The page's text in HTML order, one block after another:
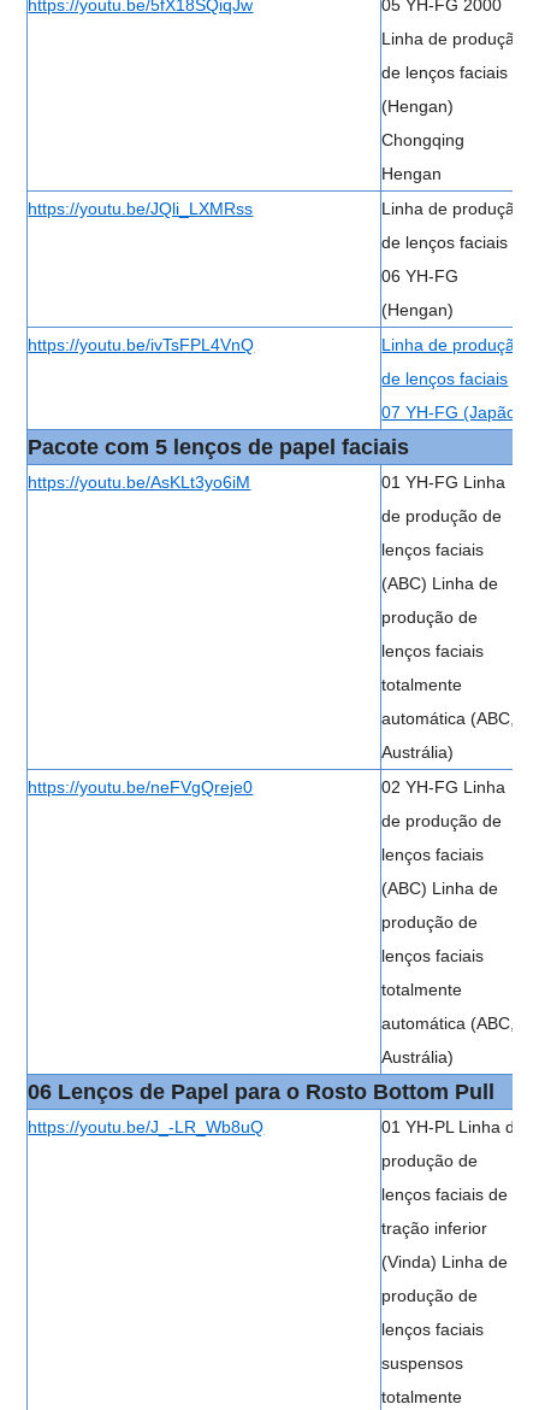
https://youtu.be/5fX18SQiqJw
05 YH-FG 2000
Linha de produção
de lenços faciais
(Hengan)
Chongqing
Hengan
https://youtu.be/JQli_LXMRss
Linha de produção
de lenços faciais
06 YH-FG
(Hengan)
https://youtu.be/ivTsFPL4VnQ
Linha de produção
de lenços faciais
07 YH-FG (Japão)
Pacote com 5 lenços de papel faciais
https://youtu.be/AsKLt3yo6iM
01 YH-FG Linha
de produção de
lenços faciais
(ABC) Linha de
produção de
lenços faciais
totalmente
automática (ABC,
Austrália)
https://youtu.be/neFVgQreje0
02 YH-FG Linha
de produção de
lenços faciais
(ABC) Linha de
produção de
lenços faciais
totalmente
automática (ABC,
Austrália)
06 Lenços de Papel para o Rosto Bottom Pull
https://youtu.be/J_-LR_Wb8uQ
01 YH-PL Linha de
produção de
lenços faciais de
tração inferior
(Vinda) Linha de
produção de
lenços faciais
suspensos
totalmente